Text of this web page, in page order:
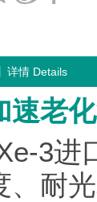
详情 Details
速老
3进
、耐